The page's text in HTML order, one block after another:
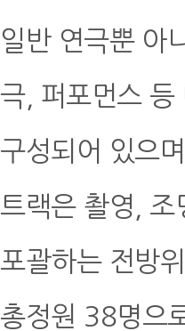
일반 연극뿐 아
극, 퍼포먼스 등
구성되어 있으
트랙은 촬영, 조
포괄하는 전방
총정원 38명으